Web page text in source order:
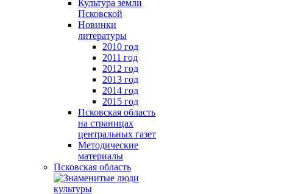
Культура земли
Псковской
Новинки
литературы
2010 год
2011 год
2012 год
2013 год
2014 год
2015 год
Псковская область
на страницах
центральных газет
Методические
материалы
Псковская область